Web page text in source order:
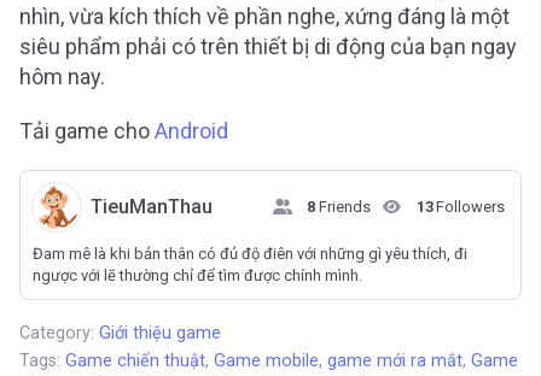
nhìn, vừa kích thích về phần nghe, xứng đáng là một
siêu phẩm phải có trên thiết bị di động của bạn ngay
hôm nay.
Tải game choAndroid
TieuManThau 8 Friends 13Followers
Đam mê là khi bản thân có đủ độ điên với những gì yêu thích, đi
ngược với lẽ thường chỉ để tìm được chính mình.
Category: Giới thiệu game
Tags: Game chiến thuật, Game mobile, game mới ra mắt, Game